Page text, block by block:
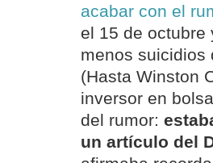
acabar con el
el 15 de octubre
menos suicidios
(Hasta Winston
inversor en
del rumor:
un artículo del